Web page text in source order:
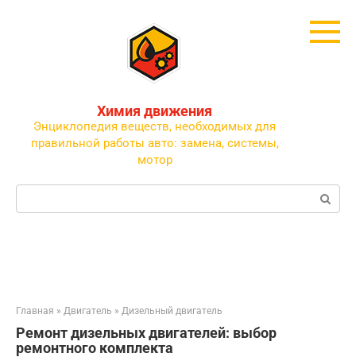
Химия движения
Энциклопедия веществ, необходимых для
правильной работы авто: замена, системы,
мотор
Поиск:
Главная » Двигатель » Дизельный двигатель
Ремонт дизельных двигателей: выбор
ремонтного комплекта